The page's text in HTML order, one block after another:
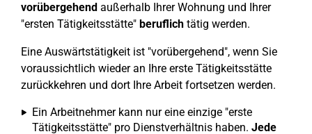
vorübergehend außerhalb Ihrer Wohnung und Ihrer
"ersten Tätigkeitsstätte" beruflich tätig werden.
Eine Auswärtstätigkeit ist "vorübergehend", wenn Sie
voraussichtlich wieder an Ihre erste Tätigkeitsstätte
zurückkehren und dort Ihre Arbeit fortsetzen werden.
Ein Arbeitnehmer kann nur eine einzige "erste
Tätigkeitsstätte" pro Dienstverhältnis haben. Jede